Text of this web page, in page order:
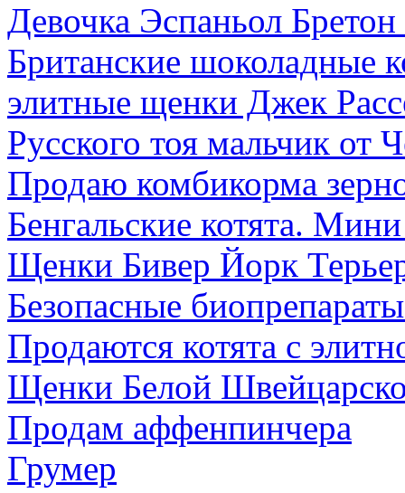
Девочка Эспаньол Бретон
Британские шоколадные
элитные щенки Джек
Русского тоя мальчик от
Продаю комбикорма
Бенгальские котята.
Щенки Бивер Йорк
Безопасные
Продаются котята с
Щенки Белой
Продам аффенпинчера
Грумер